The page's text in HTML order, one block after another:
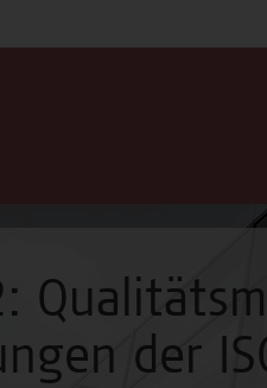
der